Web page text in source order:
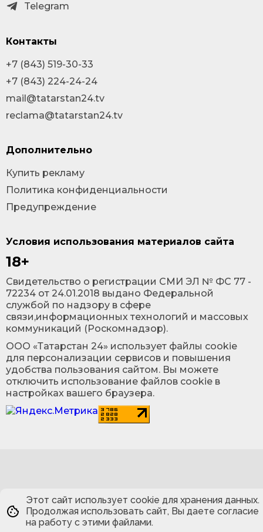
Условия использования материалов сайта
18+
Cвидетельство о регистрации СМИ ЭЛ № ФС 77 -
72234 от 24.01.2018 выдано Федеральной
службой по надзору в сфере
связи,информационных технологий и массовых
коммуникаций (Роскомнадзор).
ООО «Татарстан 24» использует файлы cookie
для персонализации сервисов и повышения
удобства пользования сайтом. Вы можете
отключить использование файлов cookie в
настройках вашего браузера.
Telegram
Контакты
+7 (843) 519-30-33
+7 (843) 224-24-24
mail@tatarstan24.tv
reclama@tatarstan24.tv
Дополнительно
Купить рекламу
Политика конфиденциальности
Предупреждение
Этот сайт использует cookie для хранения данных.
Продолжая использовать сайт, Вы даете согласие
на работу с этими файлами.